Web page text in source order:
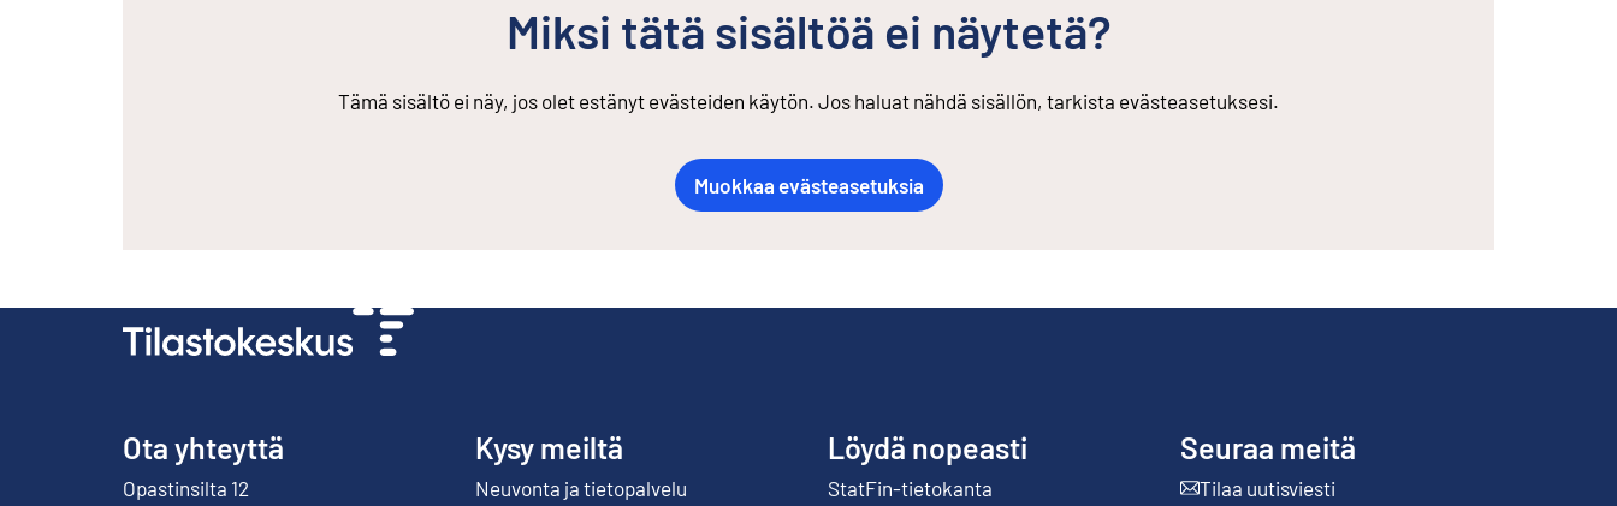
Miksi tätä sisältöä ei näytetä?
Tämä sisältö ei näy, jos olet estänyt evästeiden käytön. Jos haluat nähdä sisällön, tarkista evästeasetuksesi.
Muokkaa evästeasetuksia
Ota yhteyttä
Opastinsilta 12
Kysy meiltä
Neuvonta ja tietopalvelu
Löydä nopeasti
StatFin-tietokanta
Ulkoinen linkki
Seuraa meitä
Tilaa uutisviesti
Ulkoinen linkki